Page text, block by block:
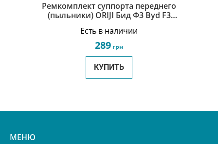
Ремкомплект суппорта переднего
(пыльники) ORIJI Бид Ф3 Byd F3
Есть в наличии
289 грн
КУПИТЬ
МЕНЮ